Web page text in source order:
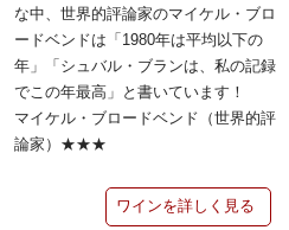
な中、世界的評論家のマイケル・ブロ
ードベンドは「1980年は平均以下の
年」「シュバル・ブランは、私の記録
でこの年最高」と書いています！
マイケル・ブロードベンド（世界的評
論家）★★★
ワインを詳しく見る